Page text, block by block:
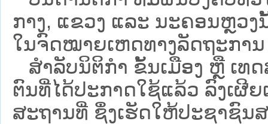
ກາງ, ແຂວງ ແລະ ນະຄອນຫຼວ
ໃນຈົດໝາຍເຫດທາງລັດຖະການ
ສຳລັບນິ​ຕິ​ກຳ ຂັ້ນເມືອງ ຫຼື ເທ
ຕົນທີ່ໄດ້ປະກາດໃຊ້ແລ້ວ ລົງ​ເຜີ
ສະຖານທີ່ ຊຶ່ງເຮັດໃຫ້ປະຊາຊົນສ